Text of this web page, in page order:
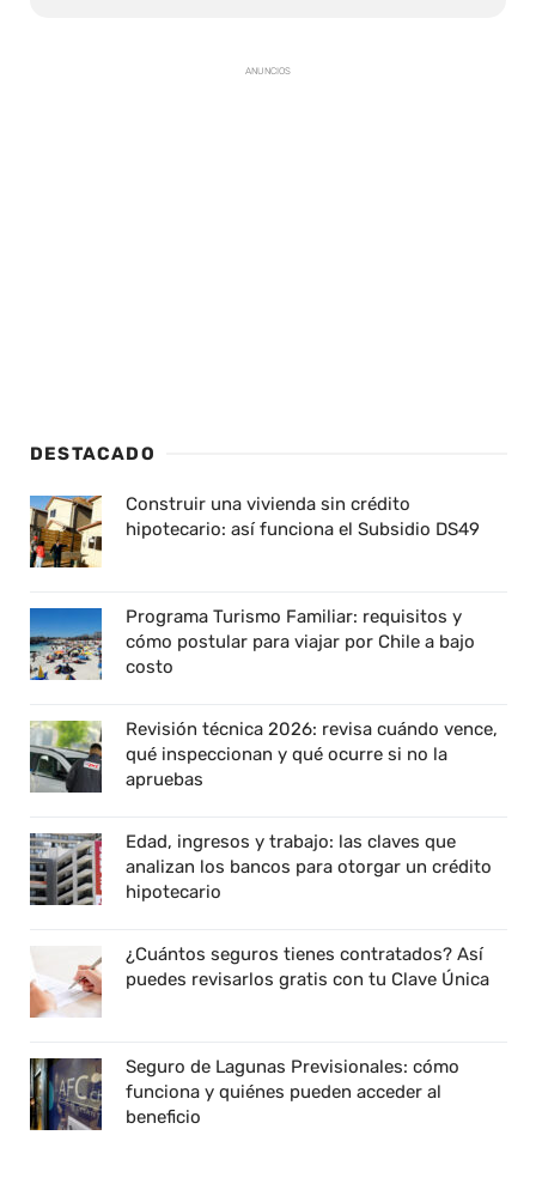
ANUNCIOS
DESTACADO
Construir una vivienda sin crédito
hipotecario: así funciona el Subsidio DS49
Programa Turismo Familiar: requisitos y
cómo postular para viajar por Chile a bajo
costo
Revisión técnica 2026: revisa cuándo vence,
qué inspeccionan y qué ocurre si no la
apruebas
Edad, ingresos y trabajo: las claves que
analizan los bancos para otorgar un crédito
hipotecario
¿Cuántos seguros tienes contratados? Así
puedes revisarlos gratis con tu Clave Única
Seguro de Lagunas Previsionales: cómo
funciona y quiénes pueden acceder al
beneficio